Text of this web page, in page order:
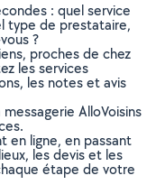
: quel service
type de prestataire,
?
proches de chez
les services
les notes et avis
AlloVoisins
en ligne, en passant
les devis et les
étape de votre